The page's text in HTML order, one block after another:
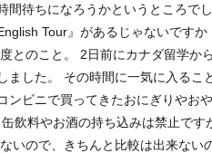
間待ちになろうかというところで
Tour』があるじゃないですか
とのこと。 2日前にカナダ留学
ました。 その時間に一気に入るこ
ンビニで買ってきたおにぎりやお
飲料やお酒の持ち込みは禁止で
いので、きちんと比較は出来な